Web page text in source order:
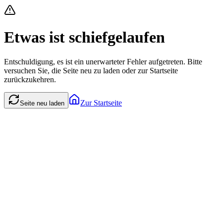
Etwas ist schiefgelaufen
Entschuldigung, es ist ein unerwarteter Fehler aufgetreten. Bitte
versuchen Sie, die Seite neu zu laden oder zur Startseite
zurückzukehren.
Seite neu laden Zur Startseite